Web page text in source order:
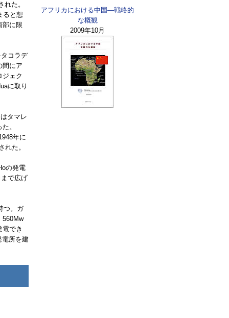
アフリカにおける中国—戦略的
な概観
2009年10月
れた。
ると想
部に限
コラデ
間にア
ジェク
に取り
タマレ
。
年に
れた。
の発電
で広げ
つ。ガ
560Mw
電でき
電所を建